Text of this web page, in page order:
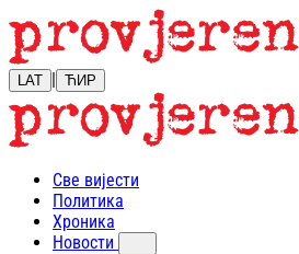
LAT | ЋИР
Све вијести
Политика
Хроника
Новости